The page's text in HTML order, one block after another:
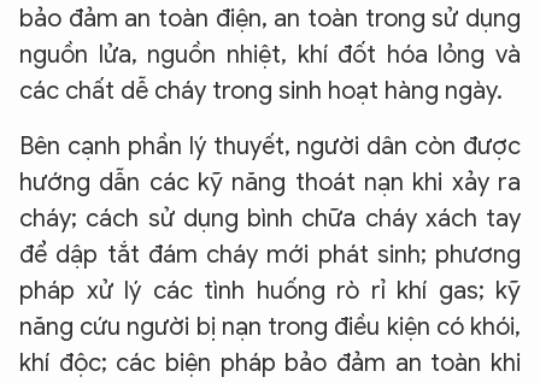
bảo đảm an toàn điện, an toàn trong sử dụng
nguồn lửa, nguồn nhiệt, khí đốt hóa lỏng và
các chất dễ cháy trong sinh hoạt hàng ngày.
Bên cạnh phần lý thuyết, người dân còn được
hướng dẫn các kỹ năng thoát nạn khi xảy ra
cháy; cách sử dụng bình chữa cháy xách tay
để dập tắt đám cháy mới phát sinh; phương
pháp xử lý các tình huống rò rỉ khí gas; kỹ
năng cứu người bị nạn trong điều kiện có khói,
khí độc; các biện pháp bảo đảm an toàn khi